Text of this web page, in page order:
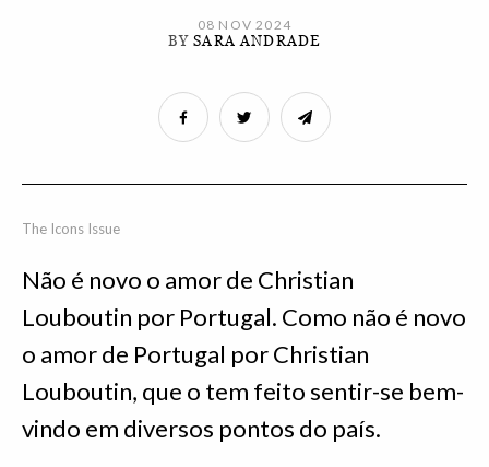
08 NOV 2024
BYSARA ANDRADE
The Icons Issue
Não é novo o amor de Christian
Louboutin por Portugal. Como não é novo
o amor de Portugal por Christian
Louboutin, que o tem feito sentir-se bem-
vindo em diversos pontos do país.